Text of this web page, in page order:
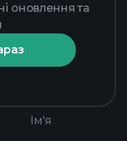
оновлення та
Ім'я